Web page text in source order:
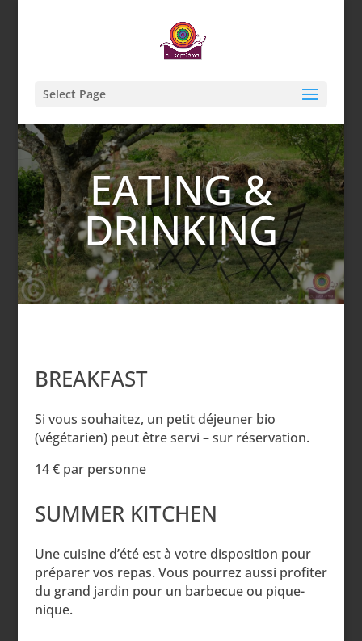
Select Page
EATING &
DRINKING
BREAKFAST
Si vous souhaitez, un petit déjeuner bio
(végétarien) peut être servi – sur réservation.
14 € par personne
SUMMER KITCHEN
Une cuisine d’été est à votre disposition pour
préparer vos repas. Vous pourrez aussi profiter
du grand jardin pour un barbecue ou pique-
nique.